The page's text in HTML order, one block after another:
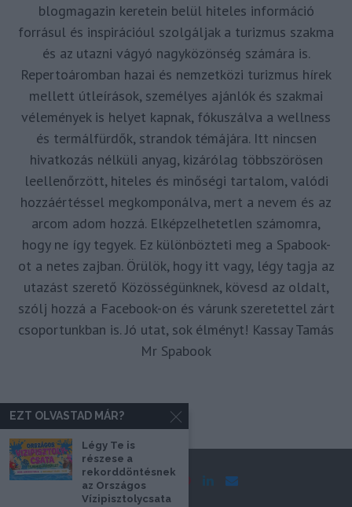
blogmagazin keretein belül hiteles információ
forrásul és inspirációul szolgáljak a turizmus szakma
és az utazni vágyó nagyközönség számára is.
Repertoáromban hazai és nemzetközi turizmus hírek
mellett útleírások, személyes ajánlók és szakmai
vélemények is helyet kapnak, fókuszálva a wellness
és termálfürdők, strandok témájára. Itt nincsen
hivatkozás nélküli anyag, kizárólag többszörösen
leellenőrzött, hiteles és minőségi tartalom, valódi
hozzáértéssel megkomponálva, mert a nevem és az
arcom adom hozzá. Elképzelhetetlen számomra,
hogy ne így tegyek. Ez különbözteti meg a Spabook-
ot a netes zajban. Örülök, hogy itt vagy, légy tagja az
utazást szerető Közösségünknek, kövesd az oldalt,
szólj hozzá a Facebook-on és várunk szeretettel zárt
csoportunkban is. Jó utat, sok élményt! Kassay Tamás
Mr Spabook
EZT OLVASTAD MÁR?
Légy Te is
részese a
rekorddöntésnek
az Országos
Vízipisztolycsata